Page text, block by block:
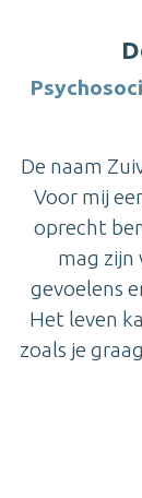
De naam
Voor mij
oprecht
mag zijn
gevoelens
Het leven
zoals je